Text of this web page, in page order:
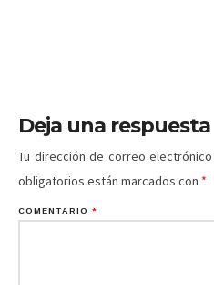
Deja una respuesta
Tu dirección de correo
obligatorios están marcados con *
COMENTARIO *